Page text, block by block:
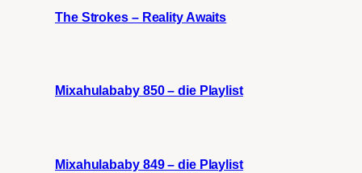
The Strokes – Reality Awaits
Mixahulababy 850 – die Playlist
Mixahulababy 849 – die Playlist